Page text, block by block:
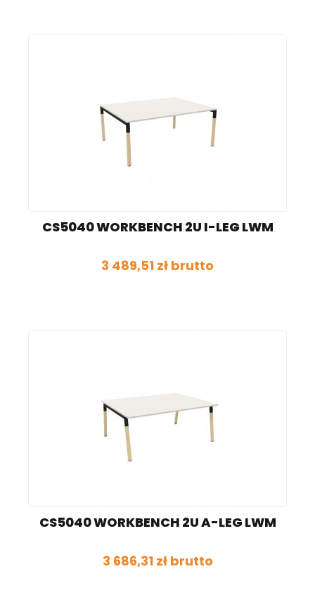
CS5040 WORKBENCH 2U I-LEG LWM
3 489,51 zł brutto
CS5040 WORKBENCH 2U A-LEG LWM
3 686,31 zł brutto